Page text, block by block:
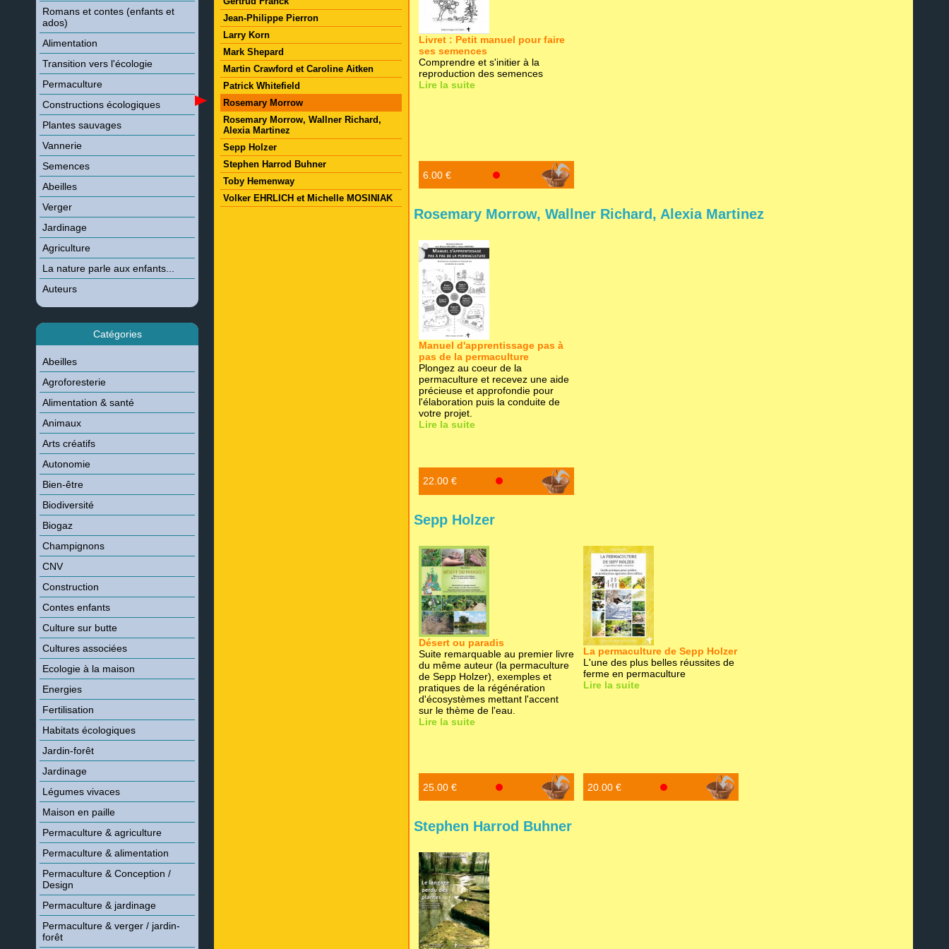
Romans et contes (enfants et
ados)
Alimentation
Transition vers l'écologie
Permaculture
Constructions écologiques
Plantes sauvages
Vannerie
Semences
Abeilles
Verger
Jardinage
Agriculture
La nature parle aux enfants...
Auteurs
Catégories
Abeilles
Agroforesterie
Alimentation & santé
Animaux
Arts créatifs
Autonomie
Bien-être
Biodiversité
Biogaz
Champignons
CNV
Construction
Contes enfants
Culture sur butte
Cultures associées
Ecologie à la maison
Energies
Fertilisation
Habitats écologiques
Jardin-forêt
Jardinage
Légumes vivaces
Maison en paille
Permaculture & agriculture
Permaculture & alimentation
Permaculture & Conception /
Design
Permaculture & jardinage
Permaculture & verger / jardin-
forêt
Jean-Philippe Pierron
Larry Korn
Mark Shepard
Martin Crawford et Caroline Aitken
Patrick Whitefield
Rosemary Morrow
Rosemary Morrow, Wallner Richard,
Alexia Martinez
Sepp Holzer
Stephen Harrod Buhner
Toby Hemenway
Volker EHRLICH et Michelle MOSINIAK
Livret : Petit manuel pour faire
ses semences
Comprendre et s'initier à la
reproduction des semences
Lire la suite
6.00 €
Rosemary Morrow, Wallner Richard, Alexia Martinez
Manuel d'apprentissage pas à
pas de la permaculture
Plongez au coeur de la
permaculture et recevez une aide
précieuse et approfondie pour
l'élaboration puis la conduite de
votre projet.
Lire la suite
22.00 €
Sepp Holzer
Désert ou paradis
Suite remarquable au premier livre
du même auteur (la permaculture
de Sepp Holzer), exemples et
pratiques de la régénération
d'écosystèmes mettant l'accent
sur le thème de l'eau.
Lire la suite
25.00 €
La permaculture de Sepp Holzer
L'une des plus belles réussites de
ferme en permaculture
Lire la suite
20.00 €
Stephen Harrod Buhner